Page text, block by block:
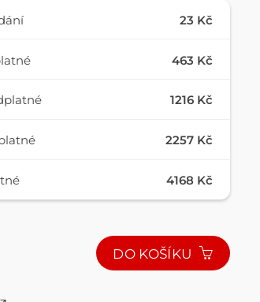
23 Kč
463 Kč
1216 Kč
2257 Kč
4168 Kč
DO KOŠÍKU